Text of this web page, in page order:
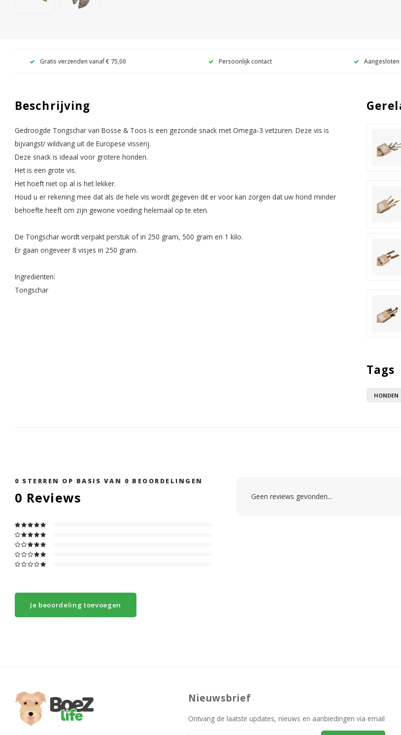
Gratis verzenden vanaf € 75,00 Persoonlijk contact
Beschrijving
Gedroogde Tongschar van Bosse & Toos is een gezonde snack met Omega-3 vetzuren. Deze vis is
bijvangst/ wildvang uit de Europese visserij.
Deze snack is ideaal voor grotere honden.
Het is een grote vis.
Het hoeft niet op al is het lekker.
Houd u er rekening mee dat als de hele vis wordt gegeven dit er voor kan zorgen dat uw hond minder
behoefte heeft om zijn gewone voeding helemaal op te eten.
De Tongschar wordt verpakt perstuk of in 250 gram, 500 gram en 1 kilo.
Er gaan ongeveer 8 visjes in 250 gram.
Ingrediënten:
Tongschar
Tags
HONDEN
0 STERREN OP BASIS VAN 0 BEOORDELINGEN
0 Reviews
Je beoordeling toevoegen
Geen reviews gevonden...
Nieuwsbrief
Ontvang de laatste updates, nieuws en aanbiedingen via email